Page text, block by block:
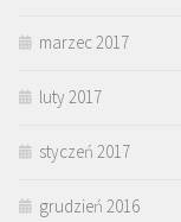
marzec 2017
luty 2017
styczeń 2017
grudzień 2016